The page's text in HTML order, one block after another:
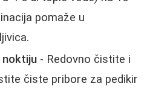
pomaže u
noktiju - Redovno čistite i
čiste pribore za pedikir